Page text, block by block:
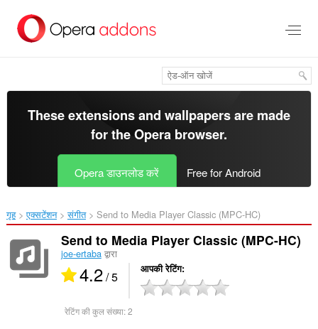
सामग्री
These extensions and wallpapers are made
for theOpera browser.
Opera डाउनलोड करें Free for Android
गृह एक्सटेंशन संगीत Send to Media Player Classic (MPC-HC)‎
Send to Media Player Classic (MPC-HC)
joe-ertaba द्वारा
4.2/ 5 आपकी रेटिंग
रेटिंग की कुल संख्या:2